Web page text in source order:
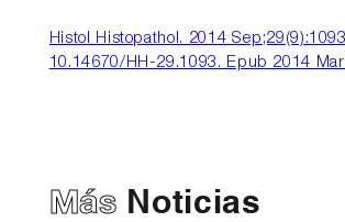
Histol Histopathol. 2014
10.14670/HH-29.1093. Epub 2014 Mar
Más Noticias